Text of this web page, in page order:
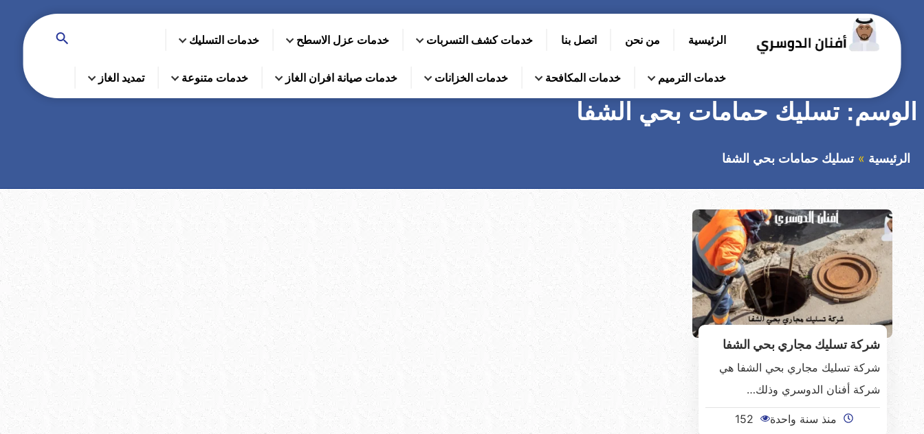
الرئيسية من نحن اتصل بنا خدمات كشف التسربات خدمات عزل الاسطح خدمات التسليك
خدمات الترميم خدمات المكافحة خدمات الخزانات خدمات صيانة افران الغاز خدمات متنوعة تمديد الغاز
الوسم: تسليك حمامات بحي الشفا
الرئيسية تسليك حمامات بحي الشفا
شركة تسليك مجاري بحي الشفا
شركة تسليك مجاري بحي الشفا هي
شركة أفنان الدوسري وذلك…
منذ سنة واحدة 152